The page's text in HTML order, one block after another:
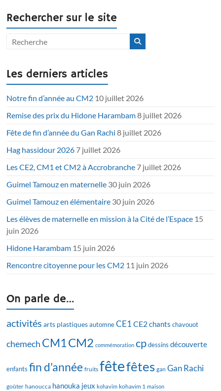
Rechercher sur le site
Les derniers articles
Notre fin d’année au CM2 10 juillet 2026
Remise des prix du Hidone Harambam8 juillet 2026
Fête de fin d’année du Gan Rachi 8 juillet 2026
Hag hassidour 2026 7 juillet 2026
Les CE2, CM1 et CM2 à Accrobranche 7 juillet 2026
Guimel Tamouz en maternelle 30 juin 2026
Guimel Tamouz en élémentaire 30 juin 2026
Les élèves de maternelle en mission à la Cité de l’Espace 15
juin 2026
Hidone Harambam 15 juin 2026
Rencontre citoyenne pour les CM2 11 juin 2026
On parle de…
activités arts plastiques automne CE1 CE2chants chavouot
chemech CM1CM2 commémoration cp dessins découverte
enfants fin d'année fruits fêtefêtes gan Gan Rachi
goûter hanoucca hanouka jeux kohavim kohavim 1 maison